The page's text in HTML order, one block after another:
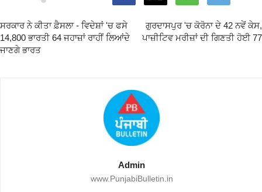
ਸਰਕਾਰ ਨੇ ਕੀਤਾ ਫ਼ੈਸਲਾ - ਵਿਦੇਸ਼ਾਂ 'ਚ ਫਸੇ
14,800 ਭਾਰਤੀ 64 ਜਹਾਜ਼ਾਂ ਰਾਹੀਂ ਲਿਆਂਦੇ
ਜਾਣਗੇ ਭਾਰਤ
ਗੁਰਦਾਸਪੁਰ 'ਚ ਕੋਰੋਨਾ ਦੇ 42 ਨਵੇਂ ਕੇਸ,
ਪਾਜ਼ੀਟਿਵ ਮਰੀਜ਼ਾਂ ਦੀ ਗਿਣਤੀ ਹੋਈ 77
Admin
www.PunjabiBulletin.in